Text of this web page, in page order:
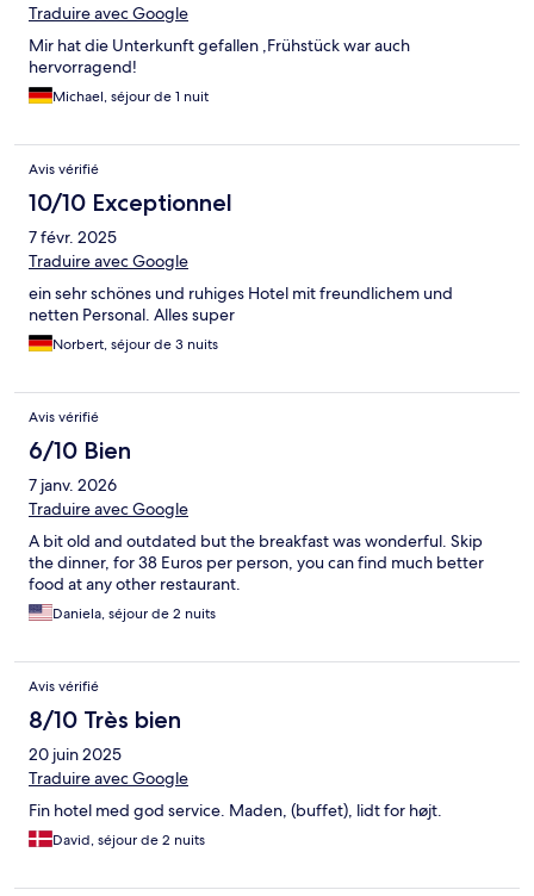
Traduire avec Google
Mir hat die Unterkunft gefallen ,Frühstück war auch
hervorragend!
Michael, séjour de 1 nuit
Avis vérifié
10/10 Exceptionnel
7 févr. 2025
Traduire avec Google
ein sehr schönes und ruhiges Hotel mit freundlichem und
netten Personal. Alles super
Norbert, séjour de 3 nuits
Avis vérifié
6/10 Bien
7 janv. 2026
Traduire avec Google
A bit old and outdated but the breakfast was wonderful. Skip
the dinner, for 38 Euros per person, you can find much better
food at any other restaurant.
Daniela, séjour de 2 nuits
Avis vérifié
8/10 Très bien
20 juin 2025
Traduire avec Google
Fin hotel med god service. Maden, (buffet), lidt for højt.
David, séjour de 2 nuits